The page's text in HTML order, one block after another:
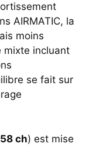
AIRMATIC, la
moins
mixte incluant
se fait sur
ch) est mise